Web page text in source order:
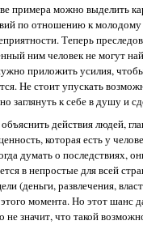
примера можно
по отношению к
Теперь
ним человек не могут
приложить усилия,
Не стоит упускать
заглянуть к себе в душу и
действия людей,
которая есть у
думать о
в непростые для всей
(деньги, развлечения,
момента. Но этот шанс
значит, что такой